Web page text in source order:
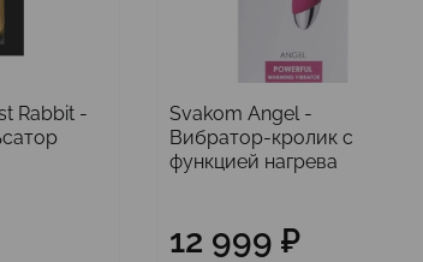
Rabbit -
Svakom Angel -
Вибратор-кролик с
функцией нагрева
12 999 ₽